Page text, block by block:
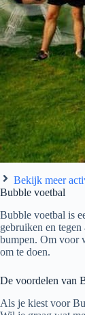
Bekijk meer
Bubble voetbal
Bubble voetbal is
gebruiken en
bumpen. Om voor
om te doen.
De voordelen van
Als je kiest voor